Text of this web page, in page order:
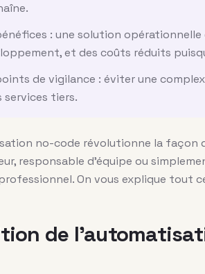
: une solution opérationnelle
et des coûts réduits
de vigilance : éviter une
services tiers.
no-code révolutionne la façon
responsable d’équipe ou
On vous explique tout
de